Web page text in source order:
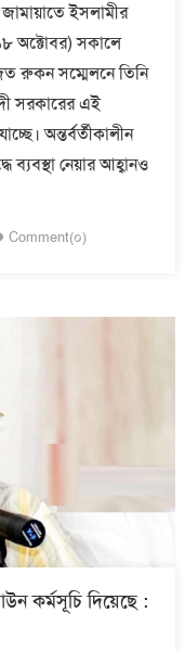
ইসলামীর
অক্টোবর) সকালে
রুকন সম্মেলনে তিনি
সরকারের এই
অন্তর্বর্তীকালীন
নেয়ার আহ্বানও
Comment(০)
কর্মসূচি দিয়েছে :